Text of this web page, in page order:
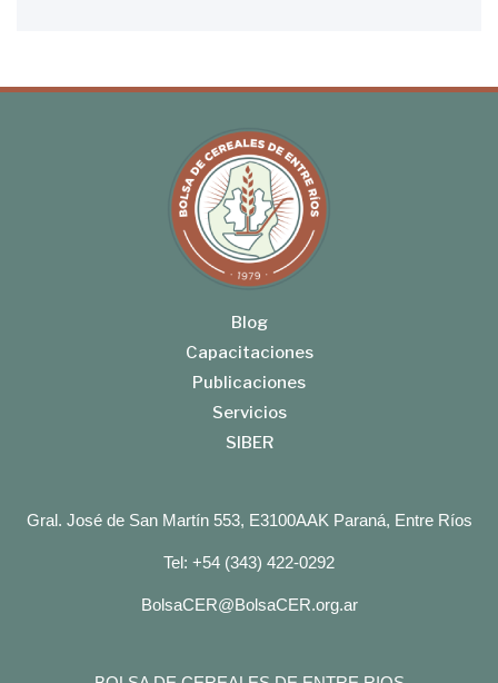
Blog
Capacitaciones
Publicaciones
Servicios
SIBER
Gral. José de San Martín 553, E3100AAK Paraná, Entre Ríos
Tel: +54 (343) 422-0292
BolsaCER@BolsaCER.org.ar